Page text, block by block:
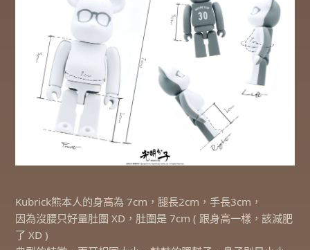
Kubrick熊本人的身高為 7cm，腿長2cm，手長3cm，
因為沒腰只好量肚圍 XD，肚圍是 7cm ( 跟身高一樣，該減肥
了 XD )